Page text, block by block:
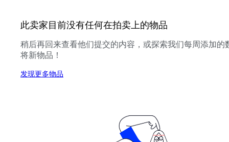
此卖家目前没有任何在拍卖上的物品
稍后再回来查看他们提交的内容，或探索我们每周添加的
将新物品！
发现更多物品